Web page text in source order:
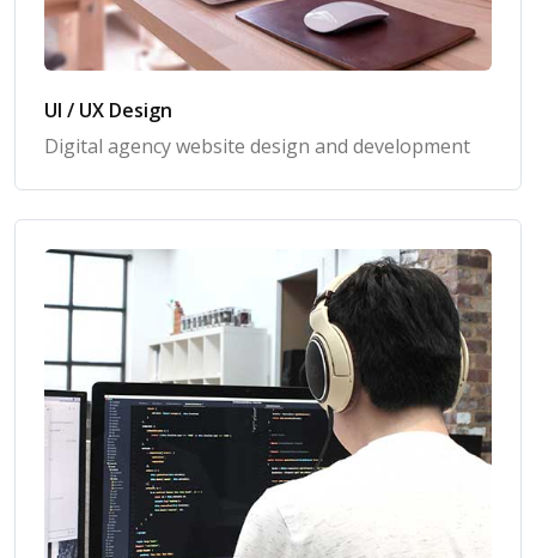
UI / UX Design
Digital agency website design and development